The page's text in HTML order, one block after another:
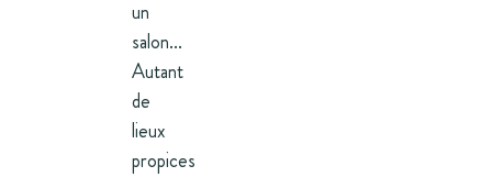
un
salon...
Autant
de
lieux
propices